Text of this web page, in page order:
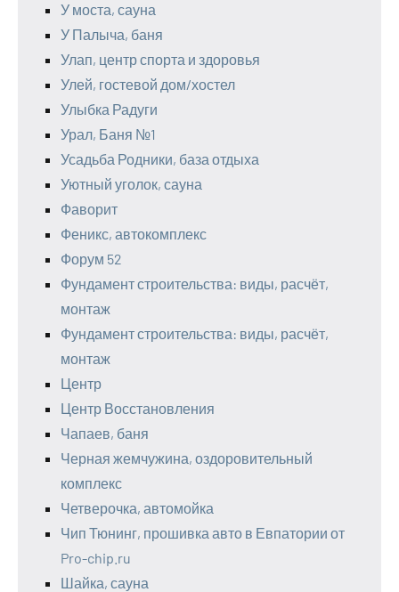
У моста, сауна
У Палыча, баня
Улап, центр спорта и здоровья
Улей, гостевой дом/хостел
Улыбка Радуги
Урал, Баня №1
Усадьба Родники, база отдыха
Уютный уголок, сауна
Фаворит
Феникс, автокомплекс
Форум 52
Фундамент строительства: виды, расчёт,
монтаж
Фундамент строительства: виды, расчёт,
монтаж
Центр
Центр Восстановления
Чапаев, баня
Черная жемчужина, оздоровительный
комплекс
Четверочка, автомойка
Чип Тюнинг, прошивка авто в Евпатории от
Pro-chip.ru
Шайка, сауна